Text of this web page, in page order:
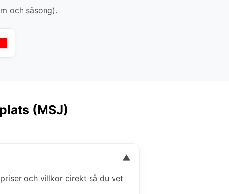
och säsong).
(MSJ)
▼
och villkor direkt så du vet